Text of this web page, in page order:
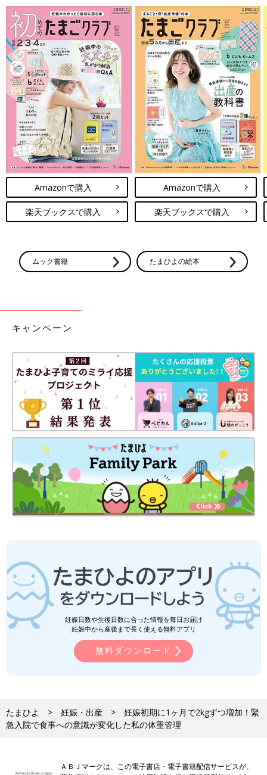
Amazonで購入
楽天ブックスで購入
Amazonで購入
楽天ブックスで購入
ムック書籍 たまひよの絵本
キャンペーン
妊娠日数や生後日数に合った情報を毎日お届け
妊娠中から産後まで長く使える無料アプリ
無料ダウンロード
たまひよ 妊娠・出産
妊娠初期に1ヶ月で2kgずつ増加！緊
急入院で食事への意識が変化した私の体重管理
ＡＢＪマークは、この電子書店・電子書籍配信サービスが、